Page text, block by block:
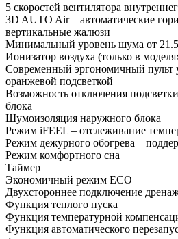
5 скоростей вентилятора
3D AUTO Air – автоматические
вертикальные жалюзи
Минимальный уровень шума от
Ионизатор воздуха (только в
Современный эргономичный пульт
оранжевой подсветкой
Возможность отключения
блока
Шумоизоляция наружного блока
Режим iFEEL – отслеживание
Режим дежурного обогрева –
Режим комфортного сна
Таймер
Экономичный режим ECO
Двухстороннее подключение
Функция теплого пуска
Функция температурной
Функция автоматического